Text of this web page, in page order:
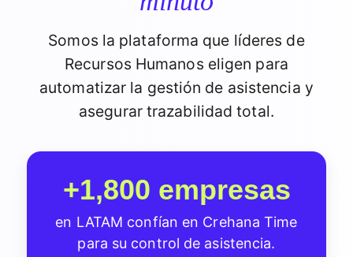
Somos la plataforma que líderes de
Recursos Humanos eligen para
automatizar la gestión de asistencia y
asegurar trazabilidad total.
+1,800 empresas
en LATAM confían en Crehana Time
para su control de asistencia.